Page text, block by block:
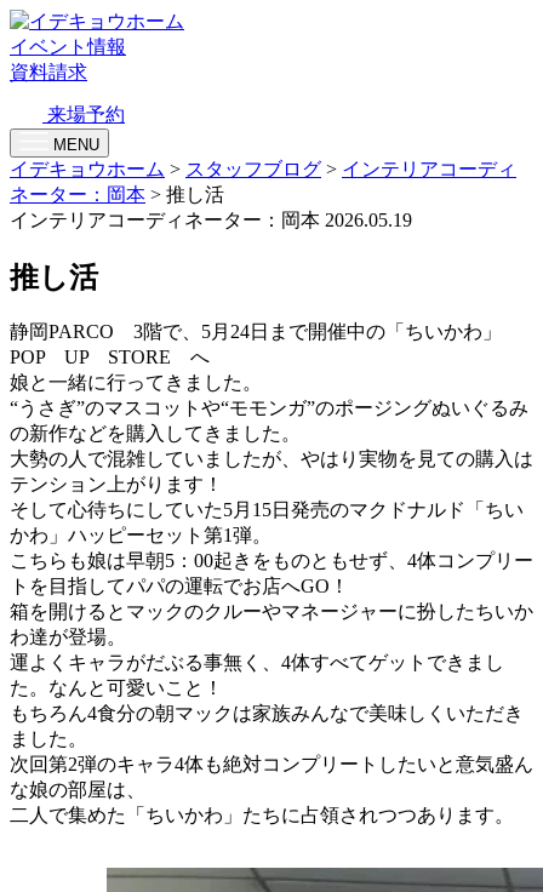
イベント情報
資料請求
来場予約
MENU
イデキョウホーム > スタッフブログ > インテリアコーディ
ネーター：岡本 > 推し活
インテリアコーディネーター：岡本 2026.05.19
推し活
静岡PARCO 3階で、5月24日まで開催中の「ちいかわ」
POP UP STORE へ
娘と一緒に行ってきました。
“うさぎ”のマスコットや“モモンガ”のポージングぬいぐるみ
の新作などを購入してきました。
大勢の人で混雑していましたが、やはり実物を見ての購入は
テンション上がります！
そして心待ちにしていた5月15日発売のマクドナルド「ちい
かわ」ハッピーセット第1弾。
こちらも娘は早朝5：00起きをものともせず、4体コンプリー
トを目指してパパの運転でお店へGO！
箱を開けるとマックのクルーやマネージャーに扮したちいか
わ達が登場。
運よくキャラがだぶる事無く、4体すべてゲットできまし
た。なんと可愛いこと！
もちろん4食分の朝マックは家族みんなで美味しくいただき
ました。
次回第2弾のキャラ4体も絶対コンプリートしたいと意気盛ん
な娘の部屋は、
二人で集めた「ちいかわ」たちに占領されつつあります。